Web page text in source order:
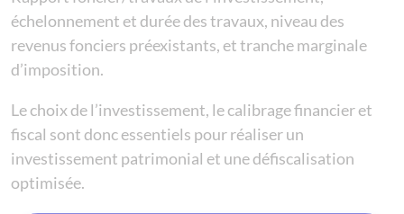
échelonnement et durée des travaux, niveau des
revenus fonciers préexistants, et tranche marginale
d’imposition.
Le choix de l’investissement, le calibrage financier et
fiscal sont donc essentiels pour réaliser un
investissement patrimonial et une défiscalisation
optimisée.